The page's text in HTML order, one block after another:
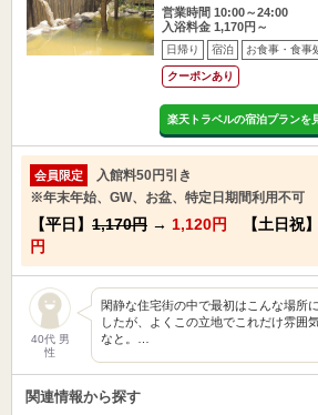
営業時間 10:00～24:00
入浴料金 1,170円～
日帰り 宿泊 お食事・食事
クーポンあり
楽天トラベルの宿泊プランを
会員限定
入館料50円引き
※年末年始、GW、お盆、特定日期間利用不可
【平日】 1,170円 → 1,120円 【土日祝】
円
40代 男
性
閑静な住宅街の中で最初はこんな場所
したが、よくこの立地でこれだけ雰囲
なと。…
関連情報から探す